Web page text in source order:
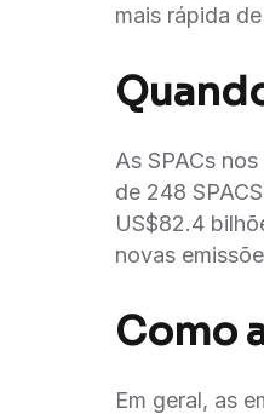
mais rápida
As SPACs
de 248
US$82.4
novas
Como
Em geral, as